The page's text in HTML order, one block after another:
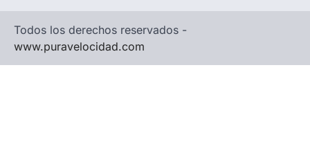
Todos los derechos reservados -
www.puravelocidad.com